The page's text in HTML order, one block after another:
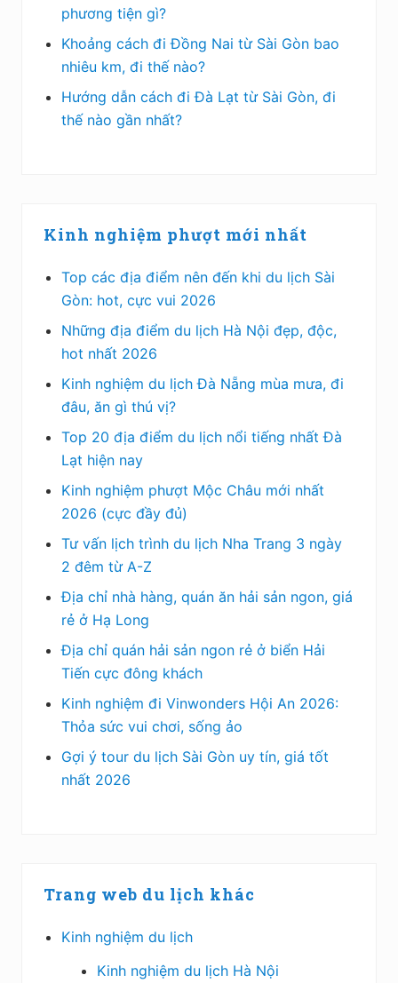
phương tiện gì?
Khoảng cách đi Đồng Nai từ Sài Gòn bao
nhiêu km, đi thế nào?
Hướng dẫn cách đi Đà Lạt từ Sài Gòn, đi
thế nào gần nhất?
Kinh nghiệm phượt mới nhất
Top các địa điểm nên đến khi du lịch Sài
Gòn: hot, cực vui 2026
Những địa điểm du lịch Hà Nội đẹp, độc,
hot nhất 2026
Kinh nghiệm du lịch Đà Nẵng mùa mưa, đi
đâu, ăn gì thú vị?
Top 20 địa điểm du lịch nổi tiếng nhất Đà
Lạt hiện nay
Kinh nghiệm phượt Mộc Châu mới nhất
2026 (cực đầy đủ)
Tư vấn lịch trình du lịch Nha Trang 3 ngày
2 đêm từ A-Z
Địa chỉ nhà hàng, quán ăn hải sản ngon, giá
rẻ ở Hạ Long
Địa chỉ quán hải sản ngon rẻ ở biển Hải
Tiến cực đông khách
Kinh nghiệm đi Vinwonders Hội An 2026:
Thỏa sức vui chơi, sống ảo
Gợi ý tour du lịch Sài Gòn uy tín, giá tốt
nhất 2026
Trang web du lịch khác
Kinh nghiệm du lịch
Kinh nghiệm du lịch Hà Nội